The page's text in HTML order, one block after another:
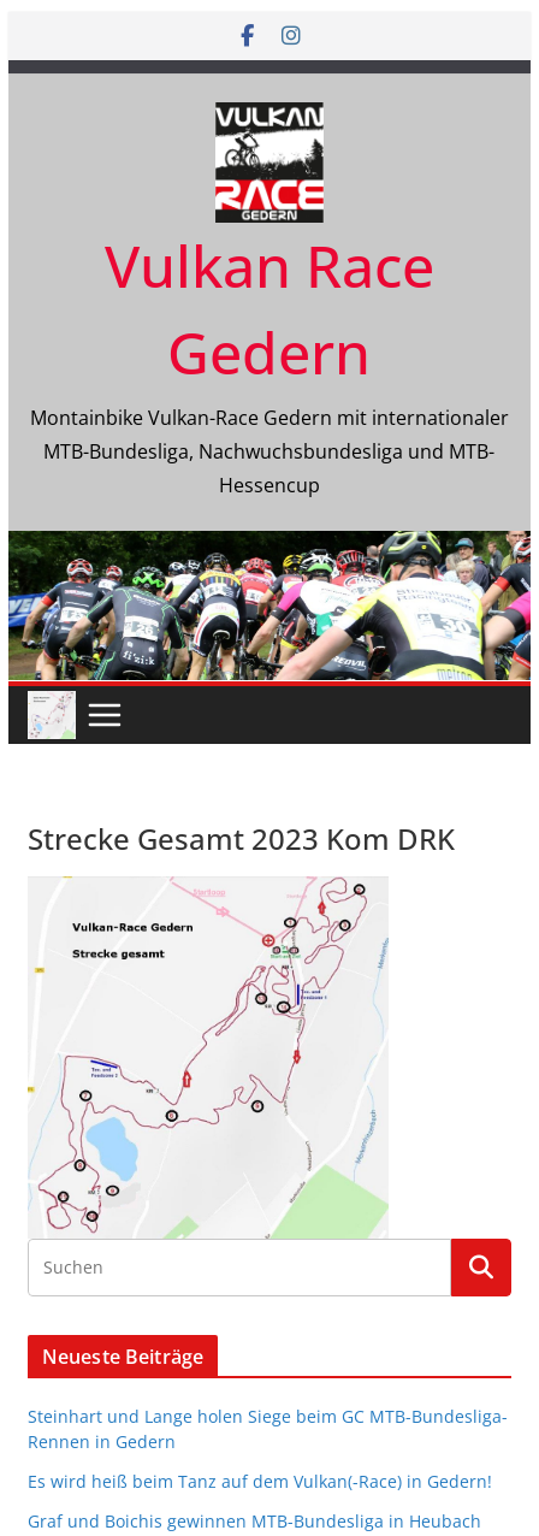
Inhalt
Vulkan Race
Gedern
Montainbike Vulkan-Race Gedern mit internationaler
MTB-Bundesliga, Nachwuchsbundesliga und MTB-
Hessencup
Strecke Gesamt 2023 Kom DRK
Neueste Beiträge
Steinhart und Lange holen Siege beim GC MTB-Bundesliga-
Rennen in Gedern
Es wird heiß beim Tanz auf dem Vulkan(-Race) in Gedern!
Graf und Boichis gewinnen MTB-Bundesliga in Heubach